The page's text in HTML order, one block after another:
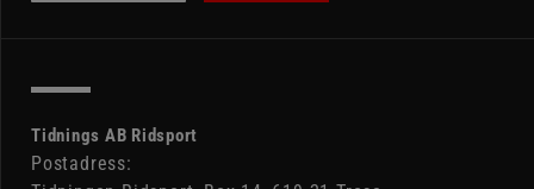
Tidnings AB Ridsport
Postadress: